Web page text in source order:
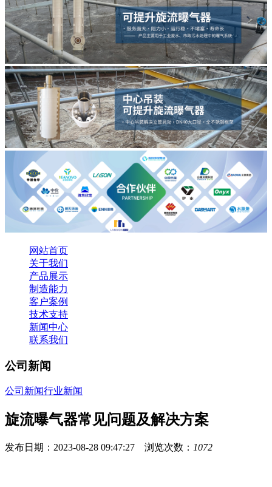
网站首页
关于我们
产品展示
制造能力
客户案例
技术支持
新闻中心
联系我们
公司新闻
公司新闻行业新闻
旋流曝气器常见问题及解决方案
发布日期：2023-08-28 09:47:27 浏览次数： 1072